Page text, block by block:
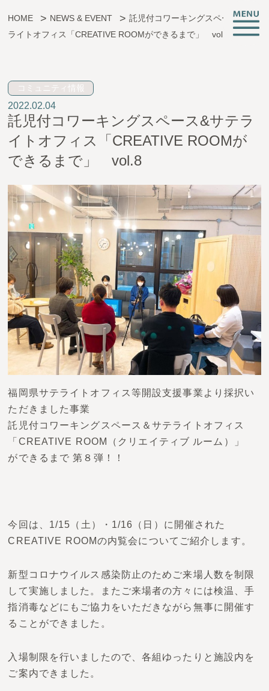
子育ても、仕事も、挑戦も。
CREATIVE ROOMとは
施設情報
支援サービス
起業相談・支援
オフィス支援
イベント・お知らせ
アクセス
お問い合わせ
HOME NEWS & EVENT
託児付コワーキングスペース&サテ
ライトオフィス「CREATIVE ROOMができるまで」 vol.8
コミュニティ情報
2022.02.04
託児付コワーキングスペース&サテラ
イトオフィス「CREATIVE ROOMが
できるまで」 vol.8
福岡県サテライトオフィス等開設支援事業より採択い
ただきました事業
託児付コワーキングスペース＆サテライトオフィス
「CREATIVE ROOM（クリエイティブ ルーム）」
ができるまで 第８弾！！
今回は、1/15（土）・1/16（日）に開催された
CREATIVE ROOMの内覧会についてご紹介します。
新型コロナウイルス感染防止のためご来場人数を制限
して実施しました。またご来場者の方々には検温、手
指消毒などにもご協力をいただきながら無事に開催す
ることができました。
入場制限を行いましたので、各組ゆったりと施設内を
ご案内できました。